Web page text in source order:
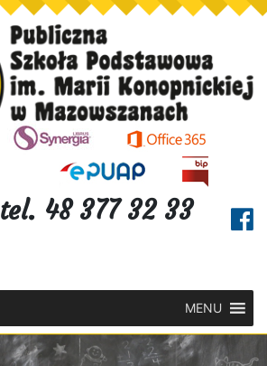
tel. 48 377 32 33
MENU